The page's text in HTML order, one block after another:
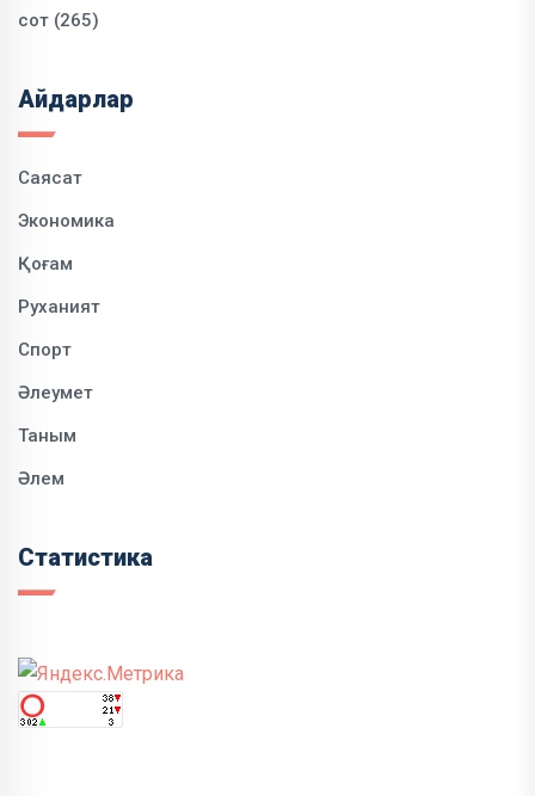
сот (265)
Айдарлар
Саясат
Экономика
Қоғам
Руханият
Спорт
Әлеумет
Таным
Әлем
Статистика